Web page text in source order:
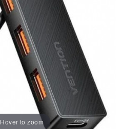
Hover to zoom